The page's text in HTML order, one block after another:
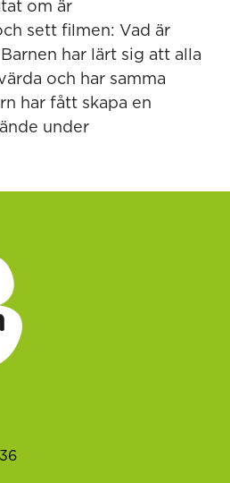
om är
sett filmen: Vad är
har lärt sig att alla
och har samma
har fått skapa en
under